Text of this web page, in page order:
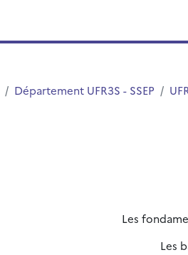
Département UFR3S - SSEP
Les
Les